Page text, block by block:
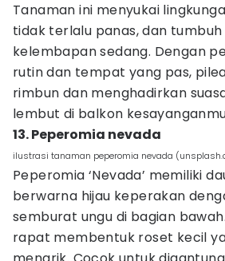
Tanaman ini menyukai
tidak terlalu panas, dan
kelembapan sedang. Dengan
rutin dan tempat yang pas,
rimbun dan menghadirkan
lembut di balkon
13. Peperomia nevada
ilustrasi tanaman peperomia nevada
Peperomia ‘Nevada’ memiliki
berwarna hijau keperakan
semburat ungu di bagian
rapat membentuk roset kecil